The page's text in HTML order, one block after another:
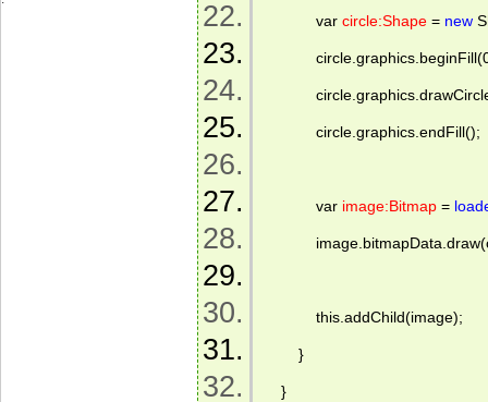
var circle:Shape = new
var image:Bitmap =
this.addChild(image);
}
}